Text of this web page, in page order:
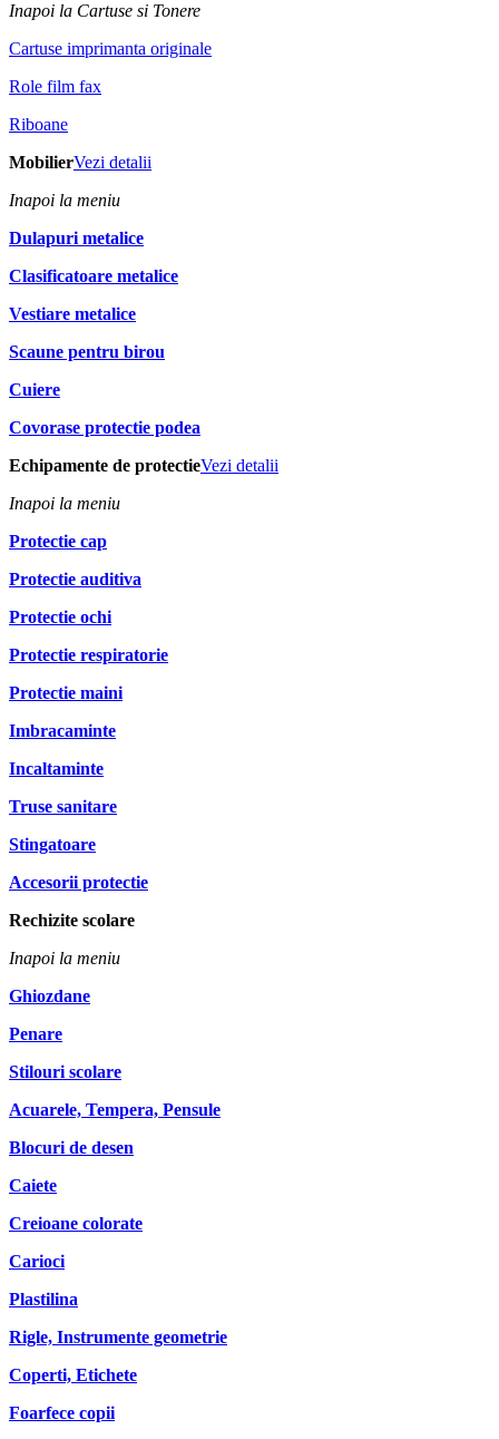
Inapoi la Cartuse si Tonere
Cartuse imprimanta originale
Role film fax
Riboane
MobilierVezi detalii
Inapoi la meniu
Dulapuri metalice
Clasificatoare metalice
Vestiare metalice
Scaune pentru birou
Cuiere
Covorase protectie podea
Echipamente de protectieVezi detalii
Inapoi la meniu
Protectie cap
Protectie auditiva
Protectie ochi
Protectie respiratorie
Protectie maini
Imbracaminte
Incaltaminte
Truse sanitare
Stingatoare
Accesorii protectie
Rechizite scolare
Inapoi la meniu
Ghiozdane
Penare
Stilouri scolare
Acuarele, Tempera, Pensule
Blocuri de desen
Caiete
Creioane colorate
Carioci
Plastilina
Rigle, Instrumente geometrie
Coperti, Etichete
Foarfece copii